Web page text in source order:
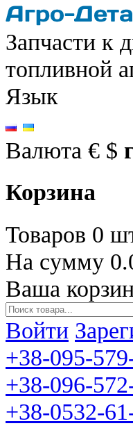
Запчасти к
топливной
Язык
Валюта € $
Корзина
Товаров 0
На сумму
Ваша
Войти
+38-095-
+38-096-
+38-0532-